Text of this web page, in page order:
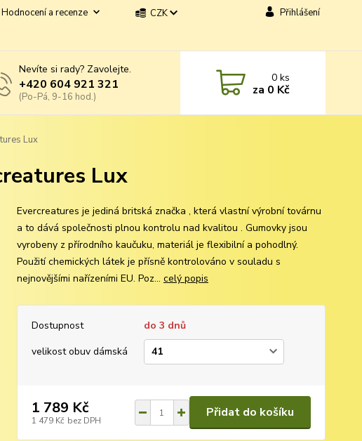
Hodnocení a recenze
CZK Přihlášení
Nevíte si rady? Zavolejte.
+420 604 921 321
(Po-Pá, 9-16 hod.)
0ks
za 0 Kč
Lux
Lux
Evercreatures je jediná britská značka , která vlastní výrobní továrnu
a to dává společnosti plnou kontrolu nad kvalitou . Gumovky jsou
vyrobeny z přírodního kaučuku, materiál je flexibilní a pohodlný.
Použití chemických látek je přísně kontrolováno v souladu s
nejnovějšími nařízeními EU. Poz... celý popis
Dostupnost
do 3 dnů
velikost obuv dámská
1 789 Kč
1 479 Kč bez DPH
Přidat do košíku